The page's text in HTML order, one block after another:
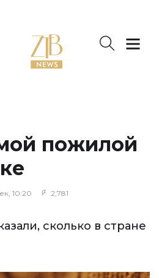
пожилой
10:20 2,781
сколько в стране